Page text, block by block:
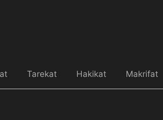
Tarekat Hakikat Makrifat